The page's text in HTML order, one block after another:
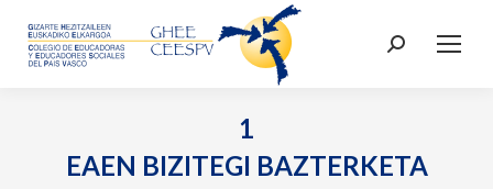
Search:
1
EAEN BIZITEGI BAZTERKETA